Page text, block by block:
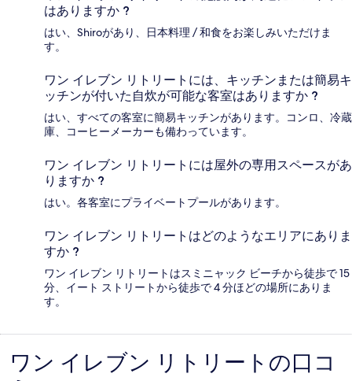
はありますか ?
はい、Shiroがあり、日本料理 / 和食をお楽しみいただけま
す。
ワン イレブン リトリートには、キッチンまたは簡易キ
ッチンが付いた自炊が可能な客室はありますか ?
はい、すべての客室に簡易キッチンがあります。コンロ、冷蔵
庫、コーヒーメーカーも備わっています。
ワン イレブン リトリートには屋外の専用スペースがあ
りますか ?
はい。各客室にプライベートプールがあります。
ワン イレブン リトリートはどのようなエリアにありま
すか ?
ワン イレブン リトリートはスミニャック ビーチから徒歩で 15
分、イート ストリートから徒歩で 4 分ほどの場所にありま
す。
口
ワン イレブン リトリートの口コ